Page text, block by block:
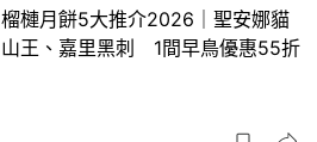
榴槤月餅5大推介2026｜聖安娜貓
山王、嘉里黑刺 1間早鳥優惠55折